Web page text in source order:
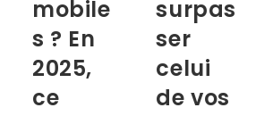
mobile
s ? En
2025,
ce
surpas
ser
celui
de vos